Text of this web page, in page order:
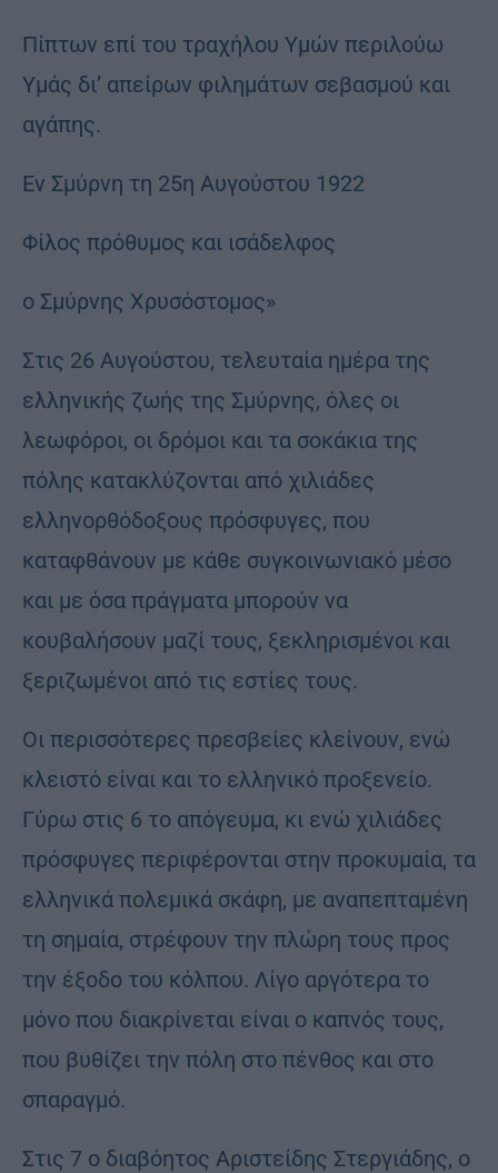
Πίπτων επί του τραχήλου Υμών περιλούω
Υμάς δι’ απείρων φιλημάτων σεβασμού και
αγάπης.
Εν Σμύρνη τη 25η Αυγούστου 1922
Φίλος πρόθυμος και ισάδελφος
ο Σμύρνης Χρυσόστομος»
Στις 26 Αυγούστου, τελευταία ημέρα της
ελληνικής ζωής της Σμύρνης, όλες οι
λεωφόροι, οι δρόμοι και τα σοκάκια της
πόλης κατακλύζονται από χιλιάδες
ελληνορθόδοξους πρόσφυγες, που
καταφθάνουν με κάθε συγκοινωνιακό μέσο
και με όσα πράγματα μπορούν να
κουβαλήσουν μαζί τους, ξεκληρισμένοι και
ξεριζωμένοι από τις εστίες τους.
Οι περισσότερες πρεσβείες κλείνουν, ενώ
κλειστό είναι και το ελληνικό προξενείο.
Γύρω στις 6 το απόγευμα, κι ενώ χιλιάδες
πρόσφυγες περιφέρονται στην προκυμαία, τα
ελληνικά πολεμικά σκάφη, με αναπεπταμένη
τη σημαία, στρέφουν την πλώρη τους προς
την έξοδο του κόλπου. Λίγο αργότερα το
μόνο που διακρίνεται είναι ο καπνός τους,
που βυθίζει την πόλη στο πένθος και στο
σπαραγμό.
Στις 7 ο διαβόητος Αριστείδης Στεργιάδης, ο